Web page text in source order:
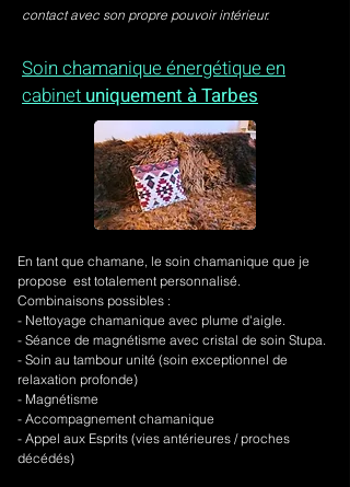
contact avec son propre pouvoir intérieur.
Soin chamanique énergétique en
cabinet uniquement à Tarbes
En tant que chamane, le soin chamanique que je
propose est totalement personnalisé.
Combinaisons possibles :
- Nettoyage chamanique avec plume d'aigle.
- Séance de magnétisme avec cristal de soin Stupa.
- Soin au tambour unité (soin exceptionnel de
relaxation profonde)
- Magnétisme
- Accompagnement chamanique
- Appel aux Esprits (vies antérieures / proches
décédés)